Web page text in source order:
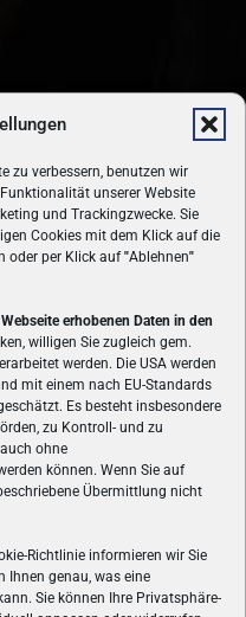
zu verbessern, benutzen wir
unserer Website
und Trackingzwecke. Sie
Cookies mit dem Klick auf die
oder per Klick auf"Ablehnen"
erhobenen Daten in den
willigen Sie zugleich gem.
werden. Die USA werden
mit einem nach EU-Standards
Es besteht insbesondere
zu Kontroll- und zu
ohne
können. Wenn Sie auf
Übermittlung nicht
Richtlinie informieren wir Sie
Ihnen genau, was eine
Sie können Ihre Privatsphäre-
ist das älteste Online-
täglich aktuelle News,
Gaming-
des e-Sport's.